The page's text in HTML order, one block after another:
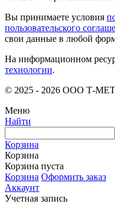
Вы принимаете условия
пользовательского
свои данные в любой
На информационном
технологии.
© 2025 - 2026 ООО Т-
Меню
Найти
Корзина
Корзина
Корзина пуста
Корзина Оформить заказ
Аккаунт
Учетная запись